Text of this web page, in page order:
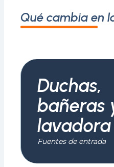
Qué cambia en
Duchas,
bañeras
lavadora
Fuentes de entrada